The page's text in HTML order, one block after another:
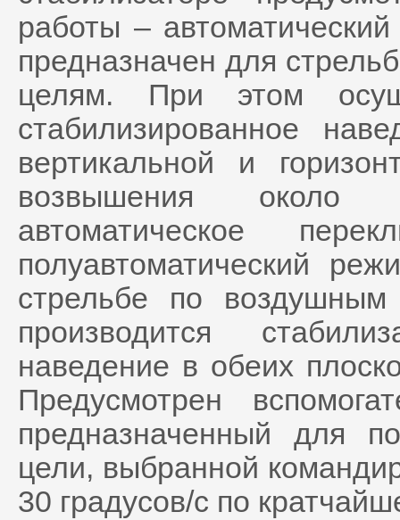
работы –
предназначен для
целям. При этом
стабилизированное
вертикальной и
возвышения около
автоматическое
полуавтоматический
стрельбе по
производится
наведение в обеих
Предусмотрен
предназначенный для
цели, выбранной
30 градусов/с по